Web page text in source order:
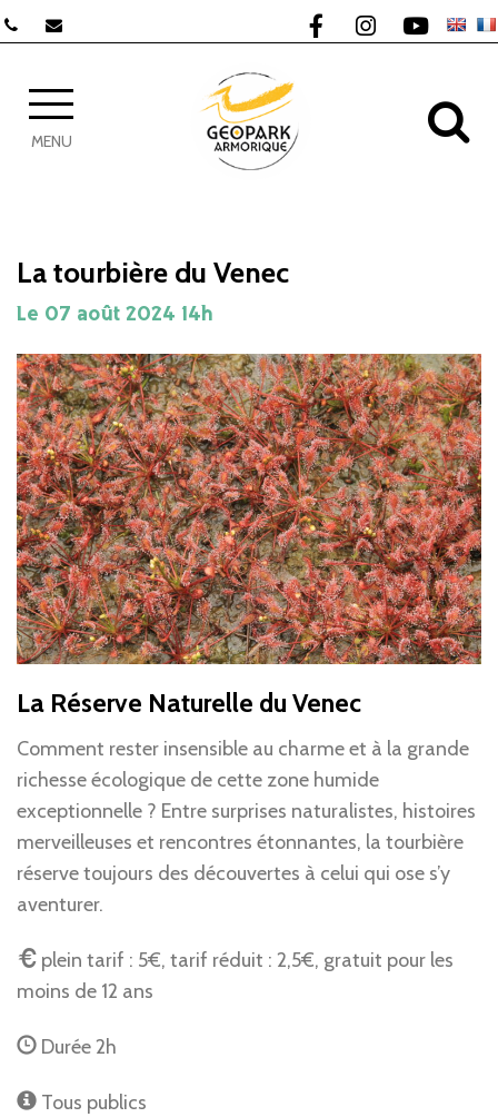
Lien vers le compte
Lien vers le
Lien vers
MENU
La tourbière du Venec
Le 07 août 2024 14h
La Réserve Naturelle du Venec
Comment rester insensible au charme et à la grande
richesse écologique de cette zone humide
exceptionnelle ? Entre surprises naturalistes, histoires
merveilleuses et rencontres étonnantes, la tourbière
réserve toujours des découvertes à celui qui ose s’y
aventurer.
plein tarif : 5€, tarif réduit : 2,5€, gratuit pour les
moins de 12 ans
Durée 2h
Tous publics